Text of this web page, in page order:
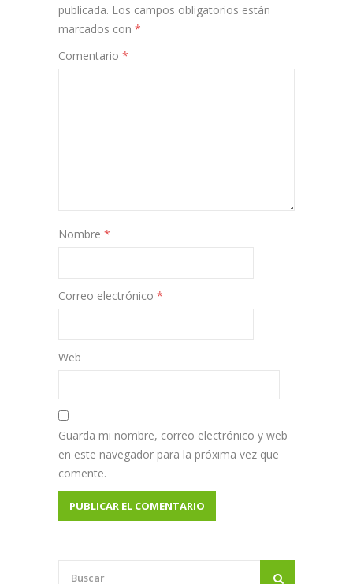
publicada. Los campos obligatorios están
marcados con *
Comentario *
Nombre *
Correo electrónico *
Web
Guarda mi nombre, correo electrónico y web
en este navegador para la próxima vez que
comente.